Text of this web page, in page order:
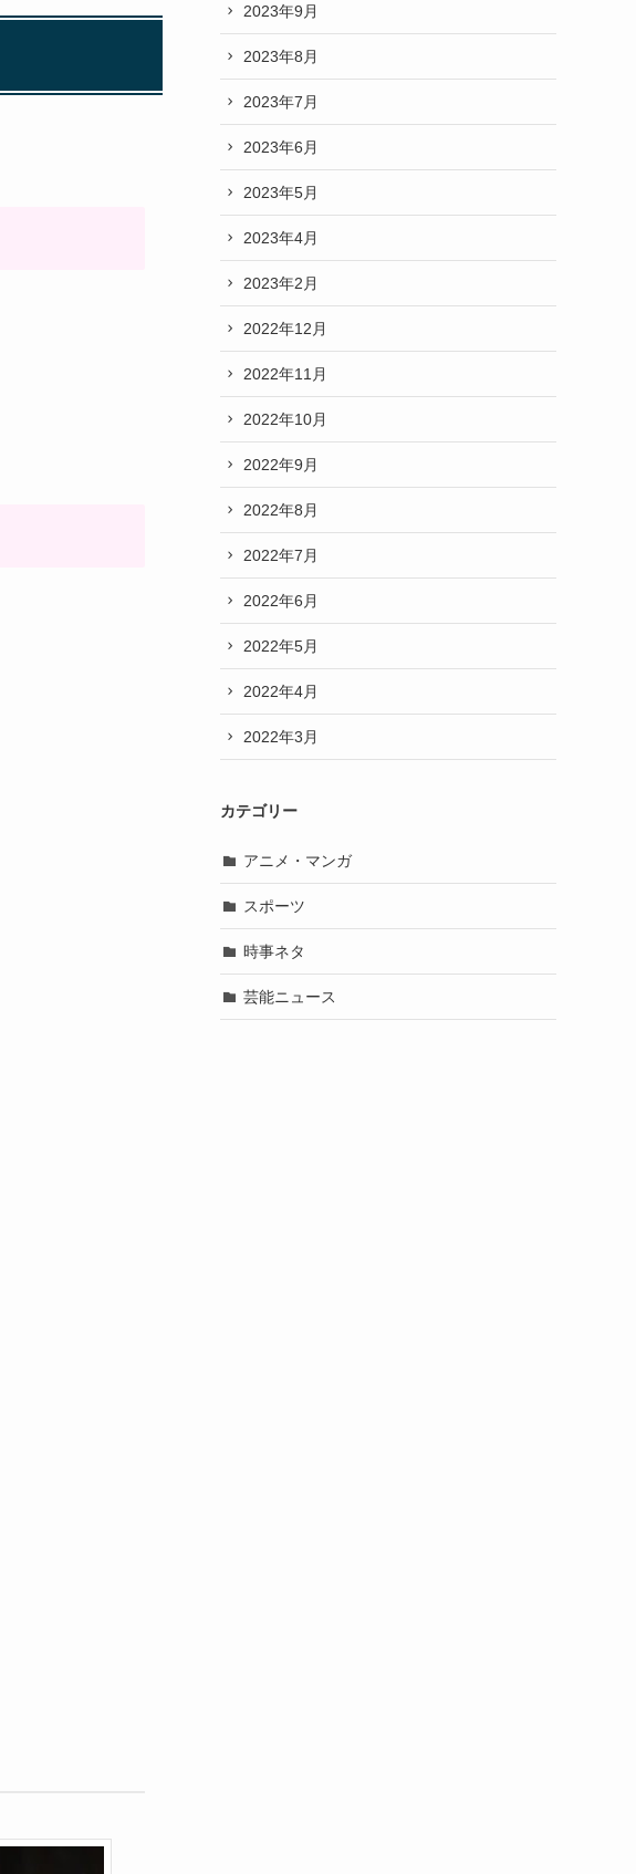
2023年9月
2023年8月
2023年7月
2023年6月
2023年5月
2023年4月
2023年2月
2022年12月
2022年11月
2022年10月
2022年9月
2022年8月
2022年7月
2022年6月
2022年5月
2022年4月
2022年3月
カテゴリー
アニメ・マンガ
スポーツ
時事ネタ
芸能ニュース